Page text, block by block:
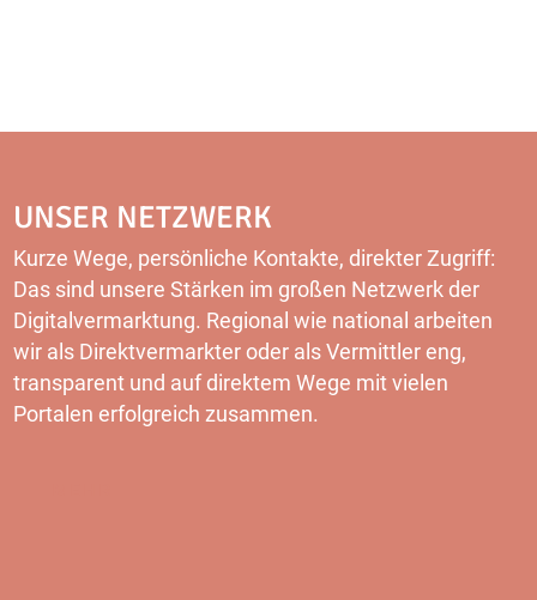
UNSER NETZWERK
Kurze Wege, persönliche Kontakte, direkter Zugriff:
Das sind unsere Stärken im großen Netzwerk der
Digitalvermarktung. Regional wie national arbeiten
wir als Direktvermarkter oder als Vermittler eng,
transparent und auf direktem Wege mit vielen
Portalen erfolgreich zusammen.